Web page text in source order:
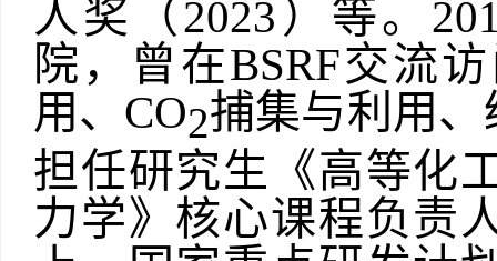
人奖（2023）等。
院，曾在BSRF交流
用、 CO2捕集与利用
担任研究生《高等化
力学》核心课程负责